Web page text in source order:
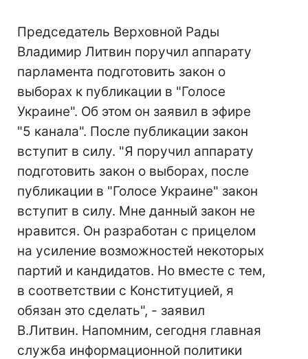
Председатель Верховной Рады
Владимир Литвин поручил аппарату
парламента подготовить закон о
выборах к публикации в "Голосе
Украине". Об этом он заявил в эфире
"5 канала". После публикации закон
вступит в силу. "Я поручил аппарату
подготовить закон о выборах, после
публикации в "Голосе Украине" закон
вступит в силу. Мне данный закон не
нравится. Он разработан с прицелом
на усиление возможностей некоторых
партий и кандидатов. Но вместе с тем,
в соответствии с Конституцией, я
обязан это сделать", - заявил
В.Литвин. Напомним, сегодня главная
служба информационной политики